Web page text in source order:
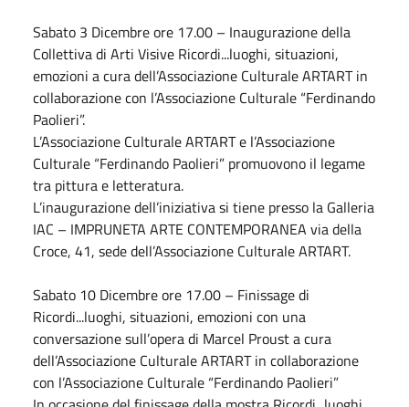
Sabato 3 Dicembreore 17.00 – Inaugurazione della
Collettiva di Arti Visive Ricordi...luoghi, situazioni,
emozioni a cura dell’Associazione Culturale ARTART in
collaborazione con l’Associazione Culturale “Ferdinando
Paolieri”.
L’Associazione Culturale ARTART e l’Associazione
Culturale “Ferdinando Paolieri” promuovono il legame
tra pittura e letteratura.
L’inaugurazione dell’iniziativa si tiene presso la Galleria
IAC – IMPRUNETA ARTE CONTEMPORANEA via della
Croce, 41, sede dell’Associazione Culturale ARTART.
Sabato 10 Dicembreore 17.00 – Finissage di
Ricordi...luoghi, situazioni, emozioni con una
conversazione sull’opera di Marcel Proust a cura
dell’Associazione Culturale ARTART in collaborazione
con l’Associazione Culturale “Ferdinando Paolieri”